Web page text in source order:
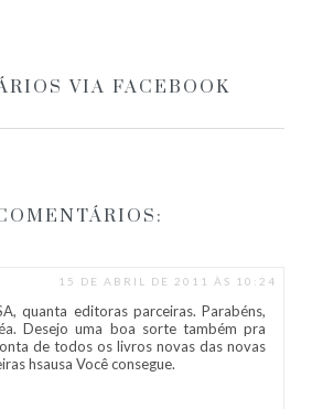
VIA FACEBOOK
15 DE ABRIL DE 2011 ÀS 10:24
quanta editoras parceiras. Parabéns,
Desejo uma boa sorte também pra
de todos os livros novas das novas
hsausa Você consegue.